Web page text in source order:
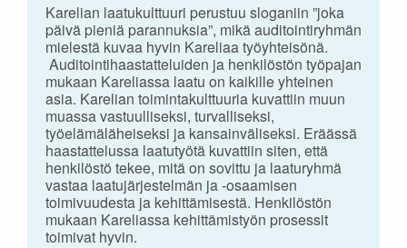
Karelian laatukulttuuri perustuu sloganiin ”joka
päivä pieniä parannuksia”, mikä auditointiryhmän
mielestä kuvaa hyvin Kareliaa työyhteisönä.
Auditointihaastatteluiden ja henkilöstön työpajan
mukaan Kareliassa laatu on kaikille yhteinen
asia. Karelian toimintakulttuuria kuvattiin muun
muassa vastuulliseksi, turvalliseksi,
työelämäläheiseksi ja kansainväliseksi. Eräässä
haastattelussa laatutyötä kuvattiin siten, että
henkilöstö tekee, mitä on sovittu ja laaturyhmä
vastaa laatujärjestelmän ja -osaamisen
toimivuudesta ja kehittämisestä. Henkilöstön
mukaan Kareliassa kehittämistyön prosessit
toimivat hyvin.